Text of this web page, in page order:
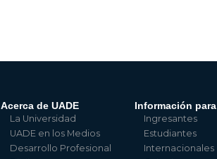
Acerca de UADE
La Universidad
UADE en los Medios
Desarrollo Profesional
Información para
Ingresantes
Estudiantes
Internacionales